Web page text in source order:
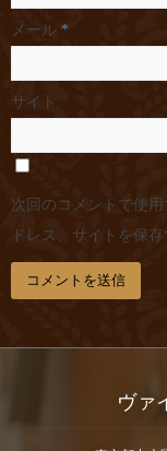
メール *
サイト
次回のコメントで使
ドレス、サイトを保存
ヴァ